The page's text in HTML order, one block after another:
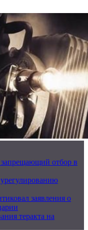
запрещающий отбор в
заявления о
теракта на